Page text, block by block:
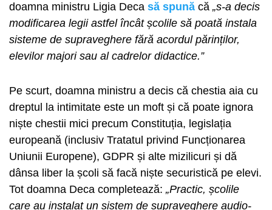
doamna ministru Ligia Deca să spună că „s-a decis
modificarea legii astfel încât școlile să poată instala
sisteme de supraveghere fără acordul părinților,
elevilor majori sau al cadrelor didactice.”
Pe scurt, doamna ministru a decis că chestia aia cu
dreptul la intimitate este un moft și că poate ignora
niște chestii mici precum Constituția, legislația
europeană (inclusiv Tratatul privind Funcționarea
Uniunii Europene), GDPR și alte mizilicuri și dă
dânsa liber la școli să facă niște securistică pe elevi.
Tot doamna Deca completează: „Practic, școlile
care au instalat un sistem de supraveghere audio-